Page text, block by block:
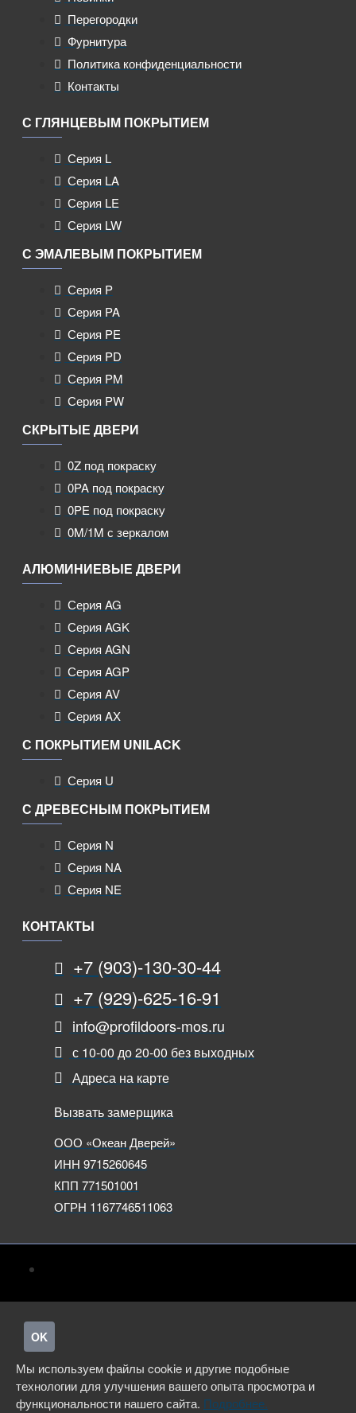
Перегородки
Фурнитура
Политика конфиденциальности
Контакты
С ГЛЯНЦЕВЫМ ПОКРЫТИЕМ
Серия L
Серия LA
Серия LE
Серия LW
С ЭМАЛЕВЫМ ПОКРЫТИЕМ
Серия P
Серия PA
Серия PE
Серия PD
Серия PM
Серия PW
СКРЫТЫЕ ДВЕРИ
0Z под покраску
0PA под покраску
0PE под покраску
0M/1M с зеркалом
АЛЮМИНИЕВЫЕ ДВЕРИ
Серия AG
Серия AGK
Серия AGN
Серия AGP
Серия AV
Серия AX
С ПОКРЫТИЕМ UNILACK
Серия U
С ДРЕВЕСНЫМ ПОКРЫТИЕМ
Серия N
Серия NA
Серия NE
КОНТАКТЫ
+7 (903)-130-30-44
+7 (929)-625-16-91
info@profildoors-mos.ru
с 10-00 до 20-00 без выходных
Адреса на карте
Вызвать замерщика
ООО «Океан Дверей»
ИНН 9715260645
КПП 771501001
ОГРН 1167746511063
OK
Мы используем файлы cookie и другие подобные
технологии для улучшения вашего опыта просмотра и
функциональности нашего сайта. Подробнее.